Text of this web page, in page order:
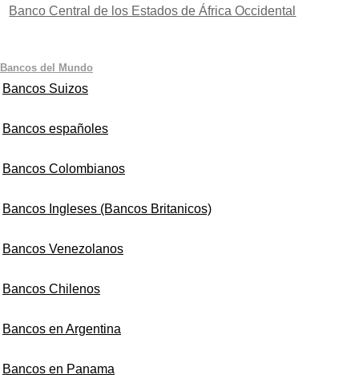
Banco Central de los Estados de África Occidental
Bancos del Mundo
Bancos Suizos
Bancos españoles
Bancos Colombianos
Bancos Ingleses (Bancos Britanicos)
Bancos Venezolanos
Bancos Chilenos
Bancos en Argentina
Bancos en Panama